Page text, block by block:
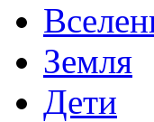
Земля
Дети